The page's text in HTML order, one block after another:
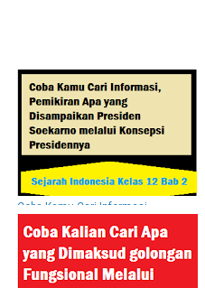
Coba Kamu Cari Informasi,
Presiden Soekarno melalui
Konsepsi Presidennya